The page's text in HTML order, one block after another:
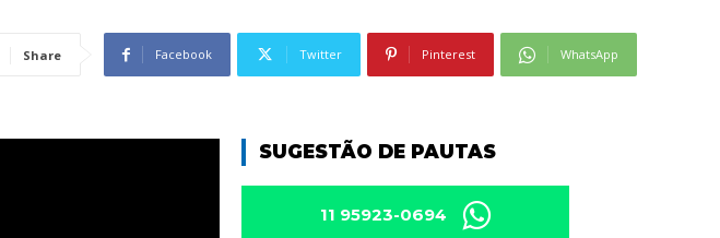
Share Facebook Twitter Pinterest WhatsApp
SUGESTÃO DE PAUTAS
11 95923-0694